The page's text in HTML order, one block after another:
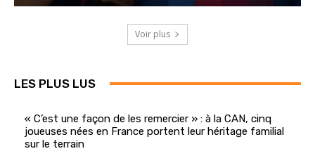
Voir plus
LES PLUS LUS
« C’est une façon de les remercier » : à la CAN, cinq
joueuses nées en France portent leur héritage familial
sur le terrain